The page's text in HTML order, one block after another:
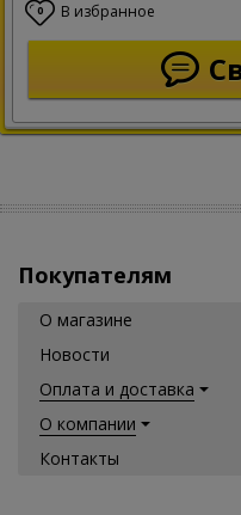
0 В избранное
Покупателям
О магазине
Новости
Оплата и доставка
О компании
Контакты